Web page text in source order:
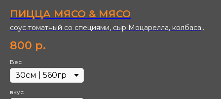
ПИЦЦА МЯСО & МЯСО
соус томатный со специями, сыр Моцарелла, колбаса
свежий, масло перечное
800 р.
Вес
вкус